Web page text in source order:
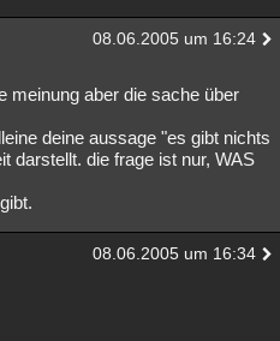
08.06.2005 um 16:24
meinung aber die sache über
deine aussage "es gibt nichts
darstellt. die frage ist nur, WAS
08.06.2005 um 16:34